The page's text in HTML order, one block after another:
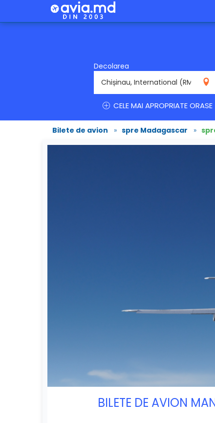
Decolarea
RMO
CELE MAI APROPRIATE ORASE
Bilete de avion » spre Madagascar »
BILETE DE AVION